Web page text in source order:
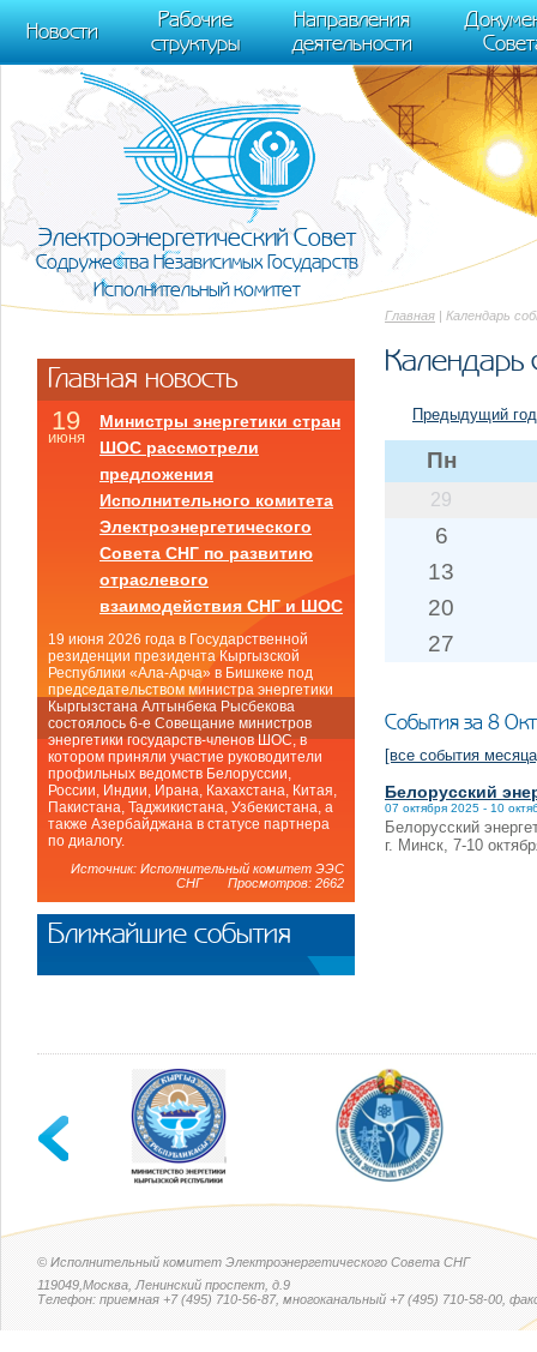
m[i].l=1*new Date(); for (var j = 0; j < document.scripts.length; j++) {if
[0],k.async=1,k.src=r,a.parentNode.insertBefore(k,a)}) (window,
trackLinks:true, accurateTrackBounce:true });
Новости
Рабочие
структуры
Направления
деятельности
Электроэнергетический Совет
Содружества Независимых Государств
Исполнительный комитет
Главная | Календарь
Календарь
Предыдущий год
Пн
29
6
13
20
27
События за 8
[все события
Белорусский
07 октября 2025 - 10
Белорусский
г. Минск, 7-10
Главная новость
19
июня
Министры энергетики стран
ШОС рассмотрели
предложения
Исполнительного комитета
Электроэнергетического
Совета СНГ по развитию
отраслевого
взаимодействия СНГ и ШОС
19 июня 2026 года в Государственной
резиденции президента Кыргызской
Республики «Ала-Арча» в Бишкеке под
председательством министра энергетики
Кыргызстана Алтынбека Рысбекова
состоялось 6-е Совещание министров
энергетики государств-членов ШОС, в
котором приняли участие руководители
профильных ведомств Белоруссии,
России, Индии, Ирана, Кахахстана, Китая,
Пакистана, Таджикистана, Узбекистана, а
также Азербайджана в статусе партнера
по диалогу.
Источник: Исполнительный комитет ЭЭС
СНГ Просмотров: 2662
Ближайшие события
© Исполнительный комитет Электроэнергетического Совета СНГ
119049,Москва, Ленинский проспект, д.9
Телефон: приемная +7 (495) 710-56-87, многоканальный +7 (495) 710-58-00,